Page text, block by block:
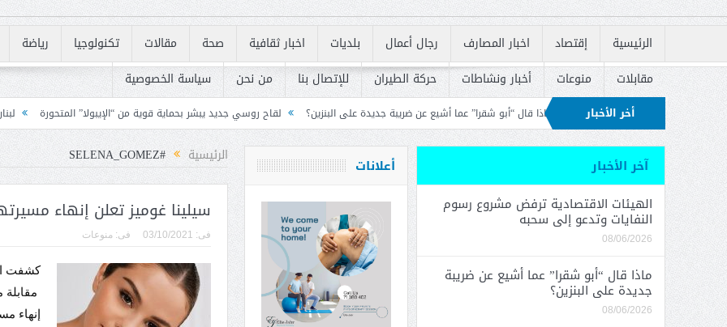
الرئيسية إقتصاد اخبار المصارف رجال أعمال بلديات اخبار ثقافية صحة مقالات تكنولوجيا
رياضة
مقابلات
منوعات أخبار ونشاطات حركة الطيران للإتصال بنا من نحن سياسة الخصوصية
أخر الأخبار سحبه ماذا قال “أبو شقرا” عما أشيع عن ضريبة جديدة على البنزين؟ لقاح روسي جديد يبشر بحماية قوية من “الإيبولا” المتحورة
لبنان يسرّع تنفيذ متطلبات «FATF» للخروج من القائمة الرمادية
في إعادة إطلاق القروض السكنية
الرئيسية #SELENA_GOMEZ
سيلينا غوميز تعلن إنهاء
فى: 03/10/2021 فى:منوعات
كشفت
إنهاء
أعلانات
آخر الأخبار
الهيئات الاقتصادية ترفض مشروع رسوم
النفايات وتدعو إلى سحبه
08/06/2026
ماذا قال “أبو شقرا” عما أشيع عن ضريبة
جديدة على البنزين؟
08/06/2026